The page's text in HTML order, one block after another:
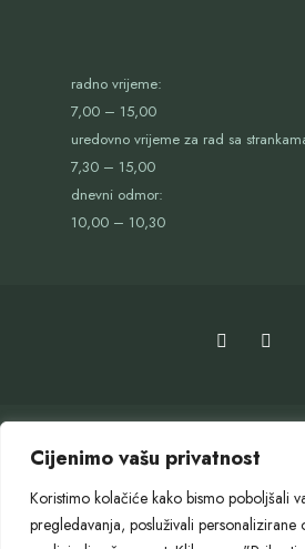
Cijenimo vašu privatnost
Koristimo kolačiće kako bismo poboljšali
pregledavanja, posluživali personalizirane
radno vrijeme:
7,00 – 15,00
uredovno vrijeme za rad sa
7,30 – 15,00
dnevni odmor:
10,00 – 10,30
OTVORENI GRAD SLUŽBENI GLASNIK